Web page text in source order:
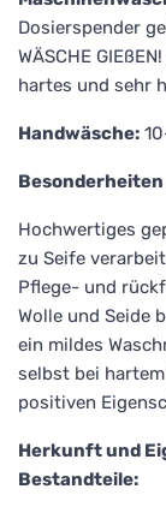
Dosierspender
WÄSCHE
hartes und sehr
Handwäsche:
Hochwertiges
zu Seife
Pflege- und
Wolle und Seide
ein mildes
selbst bei
positiven
Herkunft und
Bestandteile: